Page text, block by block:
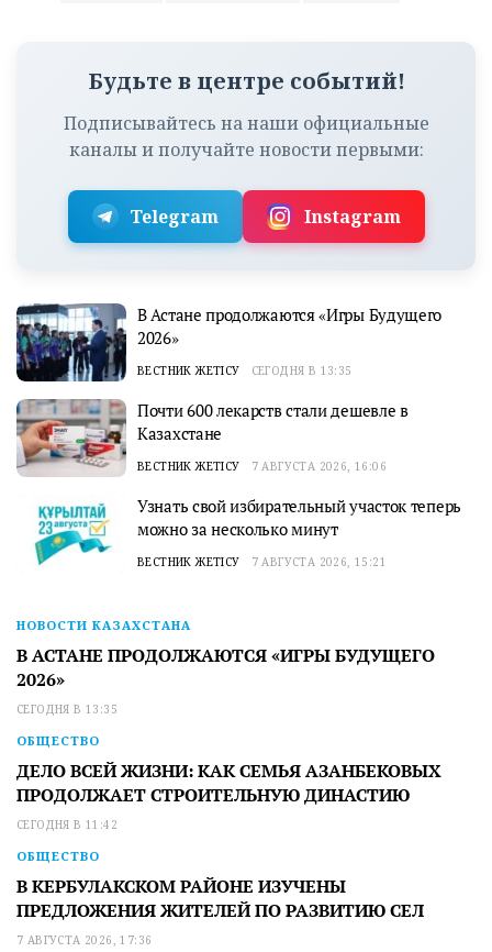
Будьте в центре событий!
Подписывайтесь на наши официальные
каналы и получайте новости первыми:
Telegram Instagram
В Астане продолжаются «Игры Будущего
2026»
ВЕСТНИК ЖЕТІСУ СЕГОДНЯ В 13:35
Почти 600 лекарств стали дешевле в
Казахстане
ВЕСТНИК ЖЕТІСУ 7 АВГУСТА 2026, 16:06
Узнать свой избирательный участок теперь
можно за несколько минут
ВЕСТНИК ЖЕТІСУ 7 АВГУСТА 2026, 15:21
НОВОСТИ КАЗАХСТАНА
В АСТАНЕ ПРОДОЛЖАЮТСЯ «ИГРЫ БУДУЩЕГО
2026»
СЕГОДНЯ В 13:35
ОБЩЕСТВО
ДЕЛО ВСЕЙ ЖИЗНИ: КАК СЕМЬЯ АЗАНБЕКОВЫХ
ПРОДОЛЖАЕТ СТРОИТЕЛЬНУЮ ДИНАСТИЮ
СЕГОДНЯ В 11:42
ОБЩЕСТВО
В КЕРБУЛАКСКОМ РАЙОНЕ ИЗУЧЕНЫ
ПРЕДЛОЖЕНИЯ ЖИТЕЛЕЙ ПО РАЗВИТИЮ СЕЛ
7 АВГУСТА 2026, 17:36